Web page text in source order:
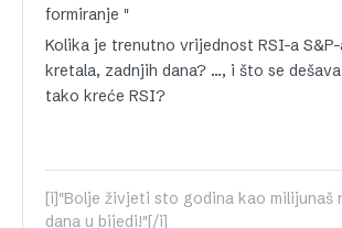
formiranje "
Kolika je trenutno vrijednost RSI-a
kretala, zadnjih dana? …, i što se
tako kreće RSI?
[i]"Bolje živjeti sto godina kao milijunaš
dana u bijedi!"[/i]